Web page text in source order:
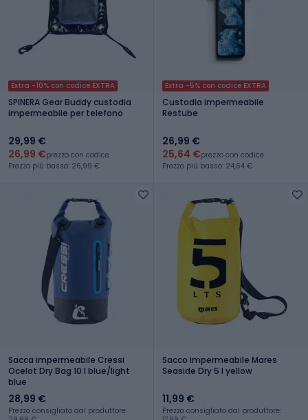
Extra -10% con codice EXTRA
SPINERA Gear Buddy custodia
impermeabile per telefono
29,99 €
26,99 €prezzo con codice
Prezzo più basso: 26,99 €
Extra -5% con codice EXTRA
Custodia impermeabile
Restube
26,99 €
25,64 €prezzo con codice
Prezzo più basso: 24,64 €
Sacca impermeabile Cressi
Ocelot Dry Bag 10 l blue/light
blue
28,99 €
Prezzo consigliato dal produttore:
Sacco impermeabile Mares
Seaside Dry 5 l yellow
11,99 €
Prezzo consigliato dal produttore: